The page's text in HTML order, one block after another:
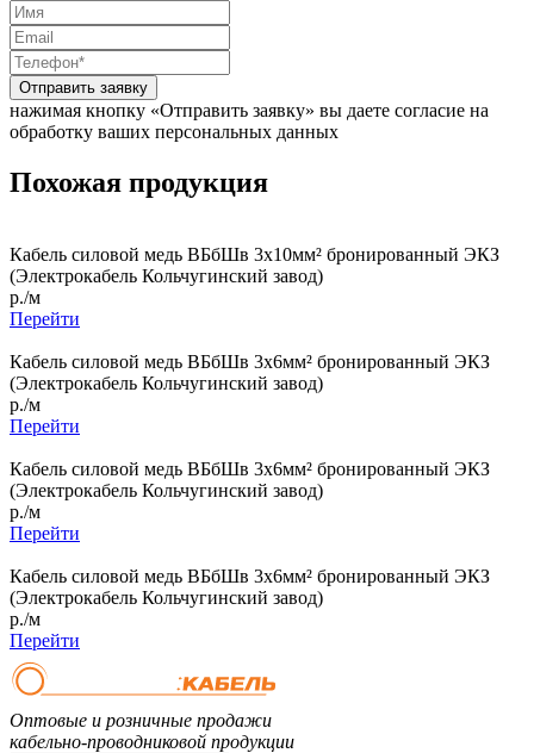
Отправить заявку
нажимая кнопку «Отправить заявку» вы даете согласие на
обработку ваших персональных данных
Похожая продукция
Кабель силовой медь ВБбШв 3x10мм² бронированный ЭКЗ
(Электрокабель Кольчугинский завод)
р./м
Перейти
Кабель силовой медь ВБбШв 3x6мм² бронированный ЭКЗ
(Электрокабель Кольчугинский завод)
р./м
Перейти
Кабель силовой медь ВБбШв 3x6мм² бронированный ЭКЗ
(Электрокабель Кольчугинский завод)
р./м
Перейти
Кабель силовой медь ВБбШв 3x6мм² бронированный ЭКЗ
(Электрокабель Кольчугинский завод)
р./м
Перейти
Оптовые и розничные продажи
кабельно-проводниковой продукции